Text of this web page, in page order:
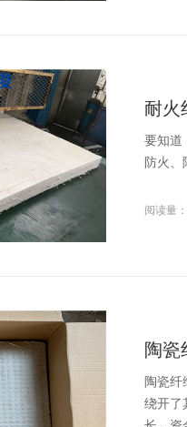
耐火
要知道
防火、
阅读量
陶瓷
陶瓷纤
绕开了